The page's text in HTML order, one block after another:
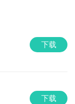
下载
下载